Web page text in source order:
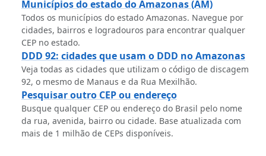
Municípios do estado do Amazonas (AM)
Todos os municípios do estado Amazonas. Navegue por
cidades, bairros e logradouros para encontrar qualquer
CEP no estado.
DDD 92: cidades que usam o DDD no Amazonas
Veja todas as cidades que utilizam o código de discagem
92, o mesmo de Manaus e da Rua Mexilhão.
Pesquisar outro CEP ou endereço
Busque qualquer CEP ou endereço do Brasil pelo nome
da rua, avenida, bairro ou cidade. Base atualizada com
mais de 1 milhão de CEPs disponíveis.